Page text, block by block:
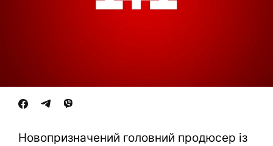
Новопризначений головний продюсер із